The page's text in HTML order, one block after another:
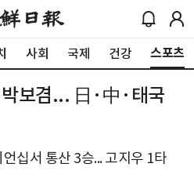
사회 국제 건강 스포츠
보겸... 日·中·태국
십서 통산 3승... 고지우 1타